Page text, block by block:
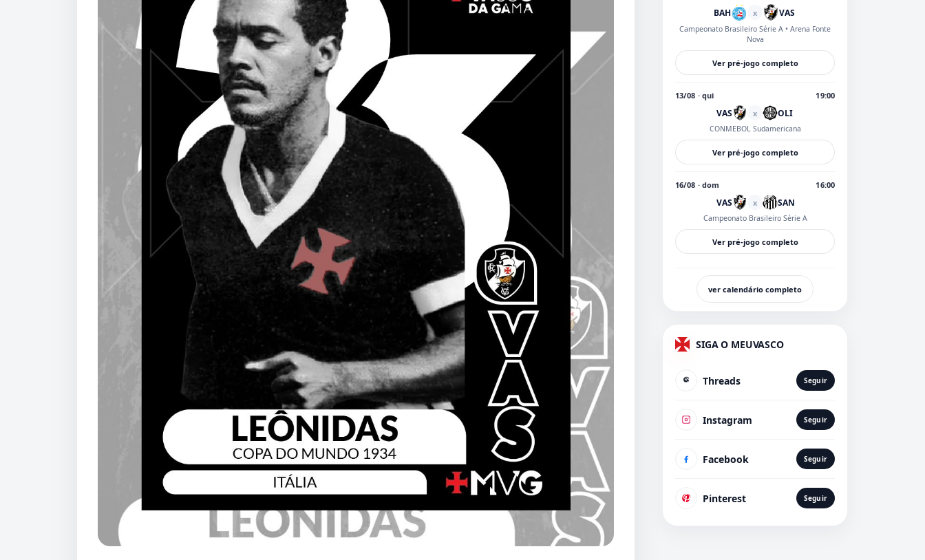
BAH x VAS
Campeonato Brasileiro Série A • Arena Fonte
Nova
Ver pré-jogo completo
13/08 · qui 19:00
VAS x OLI
CONMEBOL Sudamericana
Ver pré-jogo completo
16/08 · dom 16:00
VAS x SAN
Campeonato Brasileiro Série A
Ver pré-jogo completo
ver calendário completo
SIGA O MEUVASCO
Threads Seguir
Instagram Seguir
Facebook Seguir
Pinterest Seguir